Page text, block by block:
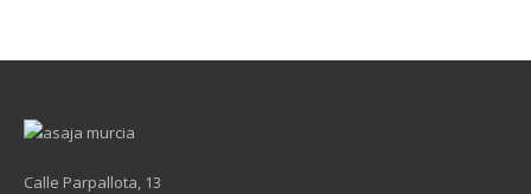
Calle Parpallota, 13